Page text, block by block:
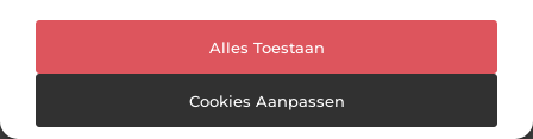
Alles Toestaan
Cookies Aanpassen